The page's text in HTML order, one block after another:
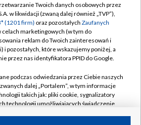
TVP
Cyfrowa
Regulamin TVP
prywatności
Moje zgody
Pomoc
Kontakt
Kanały
Twoich danych osobowych przez
w likwidacji (zwaną dalej również „TVP”),
(1201 firm) oraz pozostałych Zaufanych
celach marketingowych (w tym do
reklam do Twoich zainteresowań i
i pozostałych, które wskazujemy poniżej, a
przez nas identyfikatora PPID do Google.
podczas odwiedzania przez Ciebie naszych
zwanych dalej „Portalem”, w tym informacje
takich jak: pliki cookie, sygnalizatory
technologii umożliwiających świadczenie